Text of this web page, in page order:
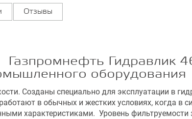
Отзывы
Газпромнефть Гидравлик
оборудования
Созданы специально для эксплуатации в
в обычных и жестких условиях, когда в
характеристиками. Уровень фильтруемости